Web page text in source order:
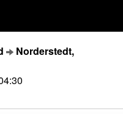
Norderstedt,